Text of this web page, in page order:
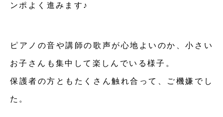
ンポよく進みます♪
ピアノの音や講師の歌声が心地よいのか、小さい
お子さんも集中して楽しんでいる様子。
保護者の方ともたくさん触れ合って、ご機嫌でし
た。